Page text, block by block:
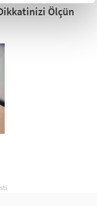
Ölçün